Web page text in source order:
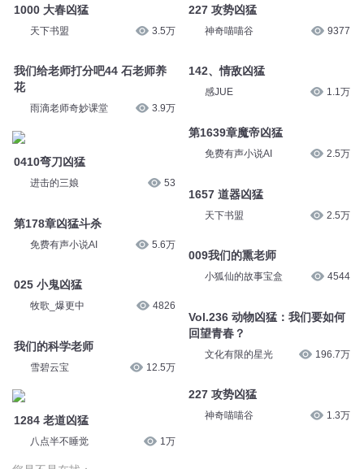
1000 大春凶猛
天下书盟 3.5万
我们给老师打分吧44 石老师养
花
雨滴老师奇妙课堂 3.9万
0410弯刀凶猛
进击的三娘 53
第178章凶猛斗杀
免费有声小说AI 5.6万
025 小鬼凶猛
牧歌_爆更中 4826
我们的科学老师
雪碧云宝 12.5万
1284 老道凶猛
八点半不睡觉 1万
227 攻势凶猛
神奇喵喵谷 9377
142、情敌凶猛
感JUE 1.1万
第1639章魔帝凶猛
免费有声小说AI 2.5万
1657 道器凶猛
天下书盟 2.5万
009我们的熏老师
小狐仙的故事宝盒 4544
Vol.236 动物凶猛：我们要如何
回望青春？
文化有限的星光 196.7万
227 攻势凶猛
神奇喵喵谷 1.3万